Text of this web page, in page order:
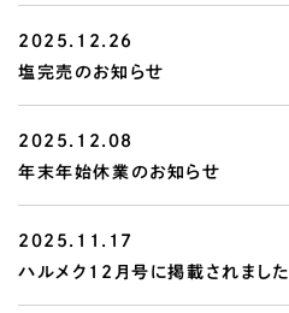
2025.12.26
塩完売のお知らせ
2025.12.08
年末年始休業のお知らせ
2025.11.17
ハルメク12月号に掲載されました